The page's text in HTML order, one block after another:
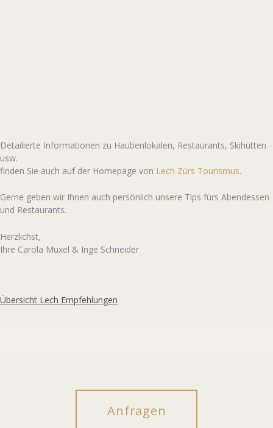
Detailierte Informationen zu Haubenlokalen, Restaurants, Skihütten
usw.
finden Sie auch auf der Homepage von Lech Zürs Tourismus.
Gerne geben wir Ihnen auch persönlich unsere Tips fürs Abendessen
und Restaurants.
Herzlichst,
Ihre Carola Muxel & Inge Schneider
Übersicht Lech Empfehlungen
Anfragen